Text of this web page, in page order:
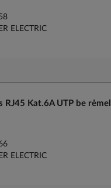
ELECTRIC
Kat.6A UTP be
ELECTRIC